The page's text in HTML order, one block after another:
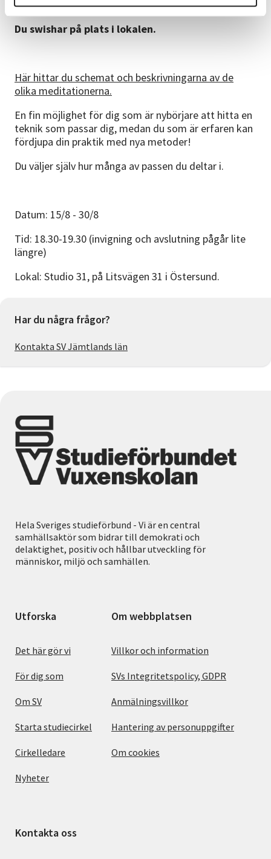
Du swishar på plats i lokalen.
Här hittar du schemat och beskrivningarna av de
olika meditationerna.
En fin möjlighet för dig som är nybörjare att hitta en
teknik som passar dig, medan du som är erfaren kan
fördjupa din praktik med nya metoder!
Du väljer själv hur många av passen du deltar i.
Datum: 15/8 - 30/8
Tid: 18.30-19.30 (invigning och avslutning pågår lite
längre)
Lokal: Studio 31, på Litsvägen 31 i Östersund.
Har du några frågor?
Kontakta SV Jämtlands län
Hela Sveriges studieförbund - Vi är en central
samhällsaktör som bidrar till demokrati och
delaktighet, positiv och hållbar utveckling för
människor, miljö och samhällen.
Utforska
Det här gör vi
För dig som
Om SV
Starta studiecirkel
Cirkelledare
Nyheter
Om webbplatsen
Villkor och information
SVs Integritetspolicy, GDPR
Anmälningsvillkor
Hantering av personuppgifter
Om cookies
Kontakta oss